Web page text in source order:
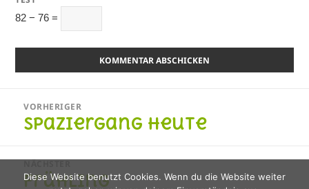
82 − 76 =
Beitragsnavigation
VORHERIGER
Vorheriger
Spaziergang heute
Nächster
Frühling
Diese Website benutzt Cookies. Wenn du die Website weiter